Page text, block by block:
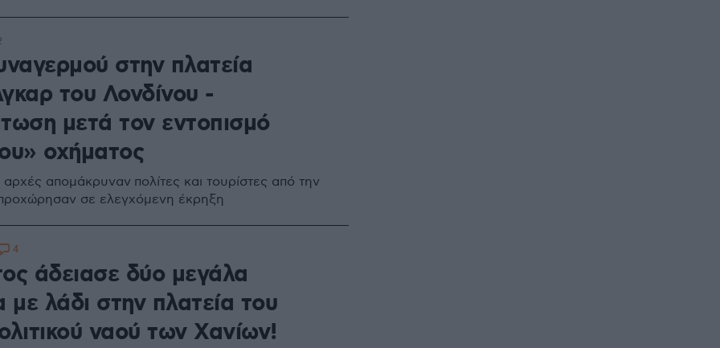
στην πλατεία
του Λονδίνου -
μετά τον εντοπισμό
οχήματος
αρχές απομάκρυναν πολίτες και τουρίστες από την
σε ελεγχόμενη έκρηξη
άδειασε δύο μεγάλα
με λάδι στην πλατεία του
ναού των Χανίων!
4